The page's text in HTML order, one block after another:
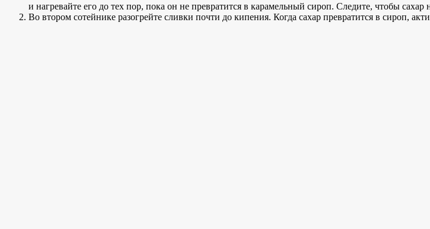
и нагревайте его до тех пор, пока он не превратится в карамельный сироп. Следите, чтобы сахар
Во втором сотейнике разогрейте сливки почти до кипения. Когда сахар превратится в сироп,